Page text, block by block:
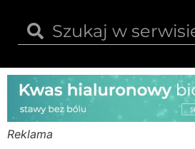
Reklama